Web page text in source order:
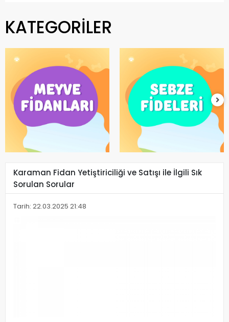
KATEGORİLER
Karaman Fidan Yetiştiriciliği ve Satışı ile İlgili Sık
Sorulan Sorular
Tarih: 22.03.2025 21:48